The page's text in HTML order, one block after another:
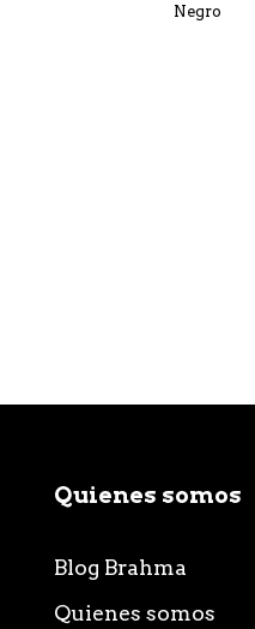
Negro
Quienes somos
Blog Brahma
Quienes somos